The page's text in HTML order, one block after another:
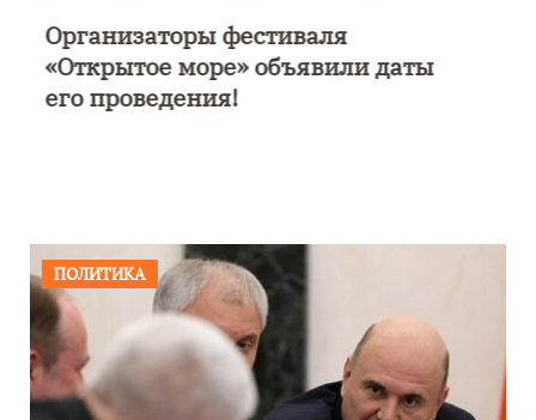
В Калининграде пройдет
фестиваль искусств «Зимние
каникулы на Балтике»
ПОЛИТИКА